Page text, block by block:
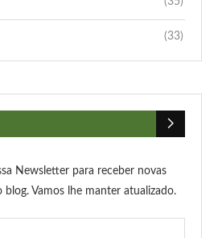
(33)
Newsletter para receber novas
blog. Vamos lhe manter atualizado.